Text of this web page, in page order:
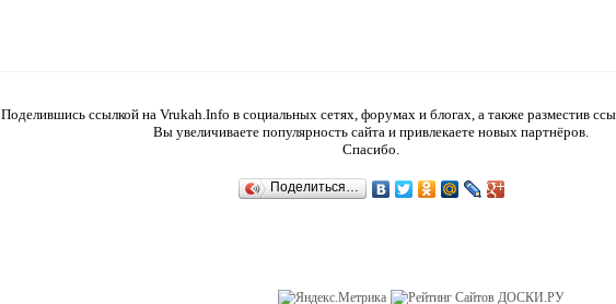
Поделившись ссылкой на Vrukah.Info в социальных сетях, форумах и блогах, а также разместив
Вы увеличиваете популярность сайта и привлекаете новых партнёров.
Спасибо.
Поделиться…